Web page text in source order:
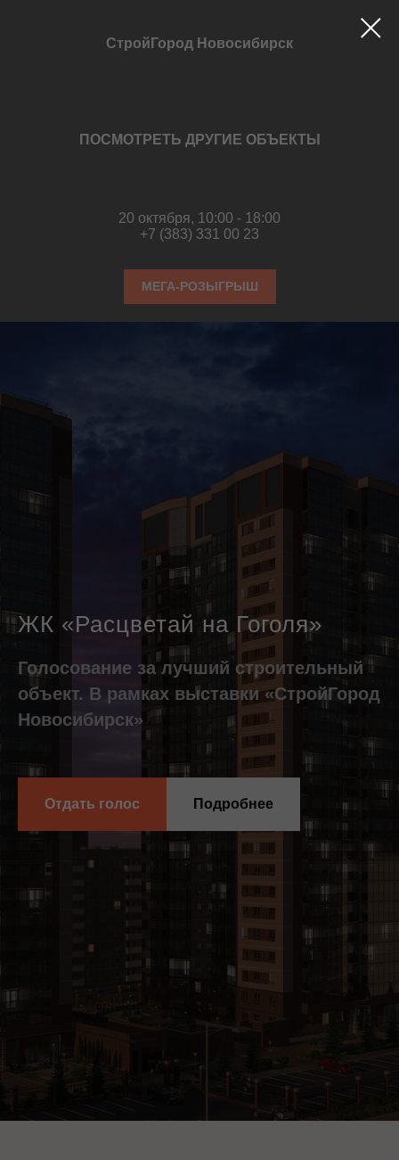
СтройГород Новосибирск
ПОСМОТРЕТЬ ДРУГИЕ ОБЪЕКТЫ
20 октября, 10:00 - 18:00
+7 (383) 331 00 23
МЕГА-РОЗЫГРЫШ
ЖК «Расцветай на Гоголя»
Голосование за лучший строительный
объект. В рамках выставки «СтройГород
Новосибирск»
Отдать голос Подробнее